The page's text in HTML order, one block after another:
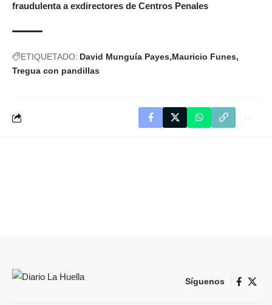
fraudulenta a exdirectores de Centros Penales
ETIQUETADO: David Munguía Payes Mauricio Funes
Tregua con pandillas
Síguenos